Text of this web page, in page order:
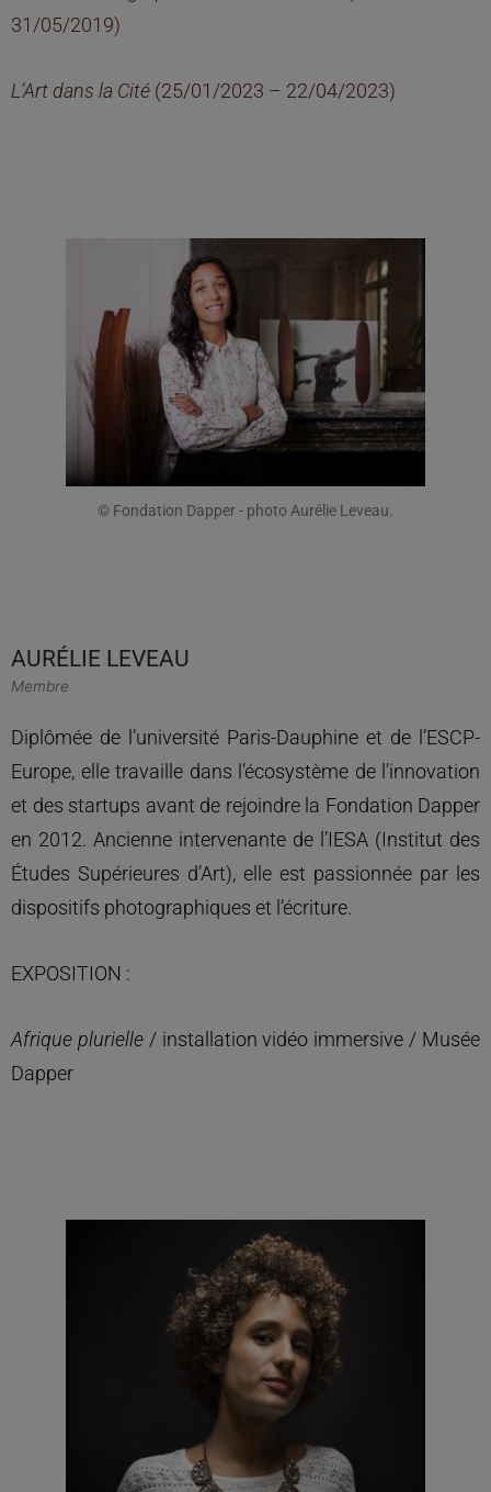
31/05/2019)
L’Art dans la Cité (25/01/2023 – 22/04/2023)
© Fondation Dapper - photo Aurélie Leveau.
AURÉLIE LEVEAU
Membre
Diplômée de l’université Paris-Dauphine et de l’ESCP-
Europe, elle travaille dans l’écosystème de l’innovation
et des startups avant de rejoindre la Fondation Dapper
en 2012. Ancienne intervenante de l’IESA (Institut des
Études Supérieures d’Art), elle est passionnée par les
dispositifs photographiques et l’écriture.
EXPOSITION :
Afrique plurielle/ installation vidéo immersive / Musée
Dapper